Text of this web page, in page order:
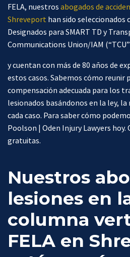
FELA, nuestros abogados de
Shreveport han sido seleccionados
Designados para SMART TD y
Communications Union/IAM
y cuentan con más de 80 años de
estos casos. Sabemos cómo reunir
compensación adecuada para los
lesionados basándonos en la ley, la
cada caso. Para saber cómo
Poolson | Oden Injury Lawyers
gratuitas.
Nuestros
lesiones en
columna
FELA en